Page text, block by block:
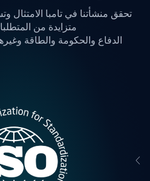
تحقق منشأتنا في تامبا الامتثال
متزايدة من
الدفاع والحكومة والطاقة